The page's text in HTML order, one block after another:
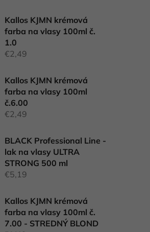
Kallos KJMN krémová
farba na vlasy 100ml č.
1.0
€2,49
Kallos KJMN krémová
farba na vlasy 100ml
č.6.00
€2,49
BLACK Professional Line -
lak na vlasy ULTRA
STRONG 500 ml
€5,19
Kallos KJMN krémová
farba na vlasy 100ml č.
7.00 - STREDNÝ BLOND